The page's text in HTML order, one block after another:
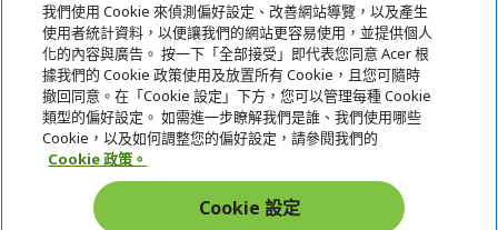
關於宏碁
服務
宏碁網路商城
在社群上追蹤 Acer
我們使用 Cookie 來偵測偏好設定、改善網站導覽，以及產生
使用者統計資料，以便讓我們的網站更容易使用，並提供個人
化的內容與廣告。 按一下「全部接受」即代表您同意 Acer 根
據我們的 Cookie 政策使用及放置所有 Cookie，且您可隨時
撤回同意。在「Cookie 設定」下方，您可以管理每種 Cookie
類型的偏好設定。 如需進一步瞭解我們是誰、我們使用哪些
Cookie，以及如何調整您的偏好設定，請參閱我們的
Cookie 政策。
Cookie 設定